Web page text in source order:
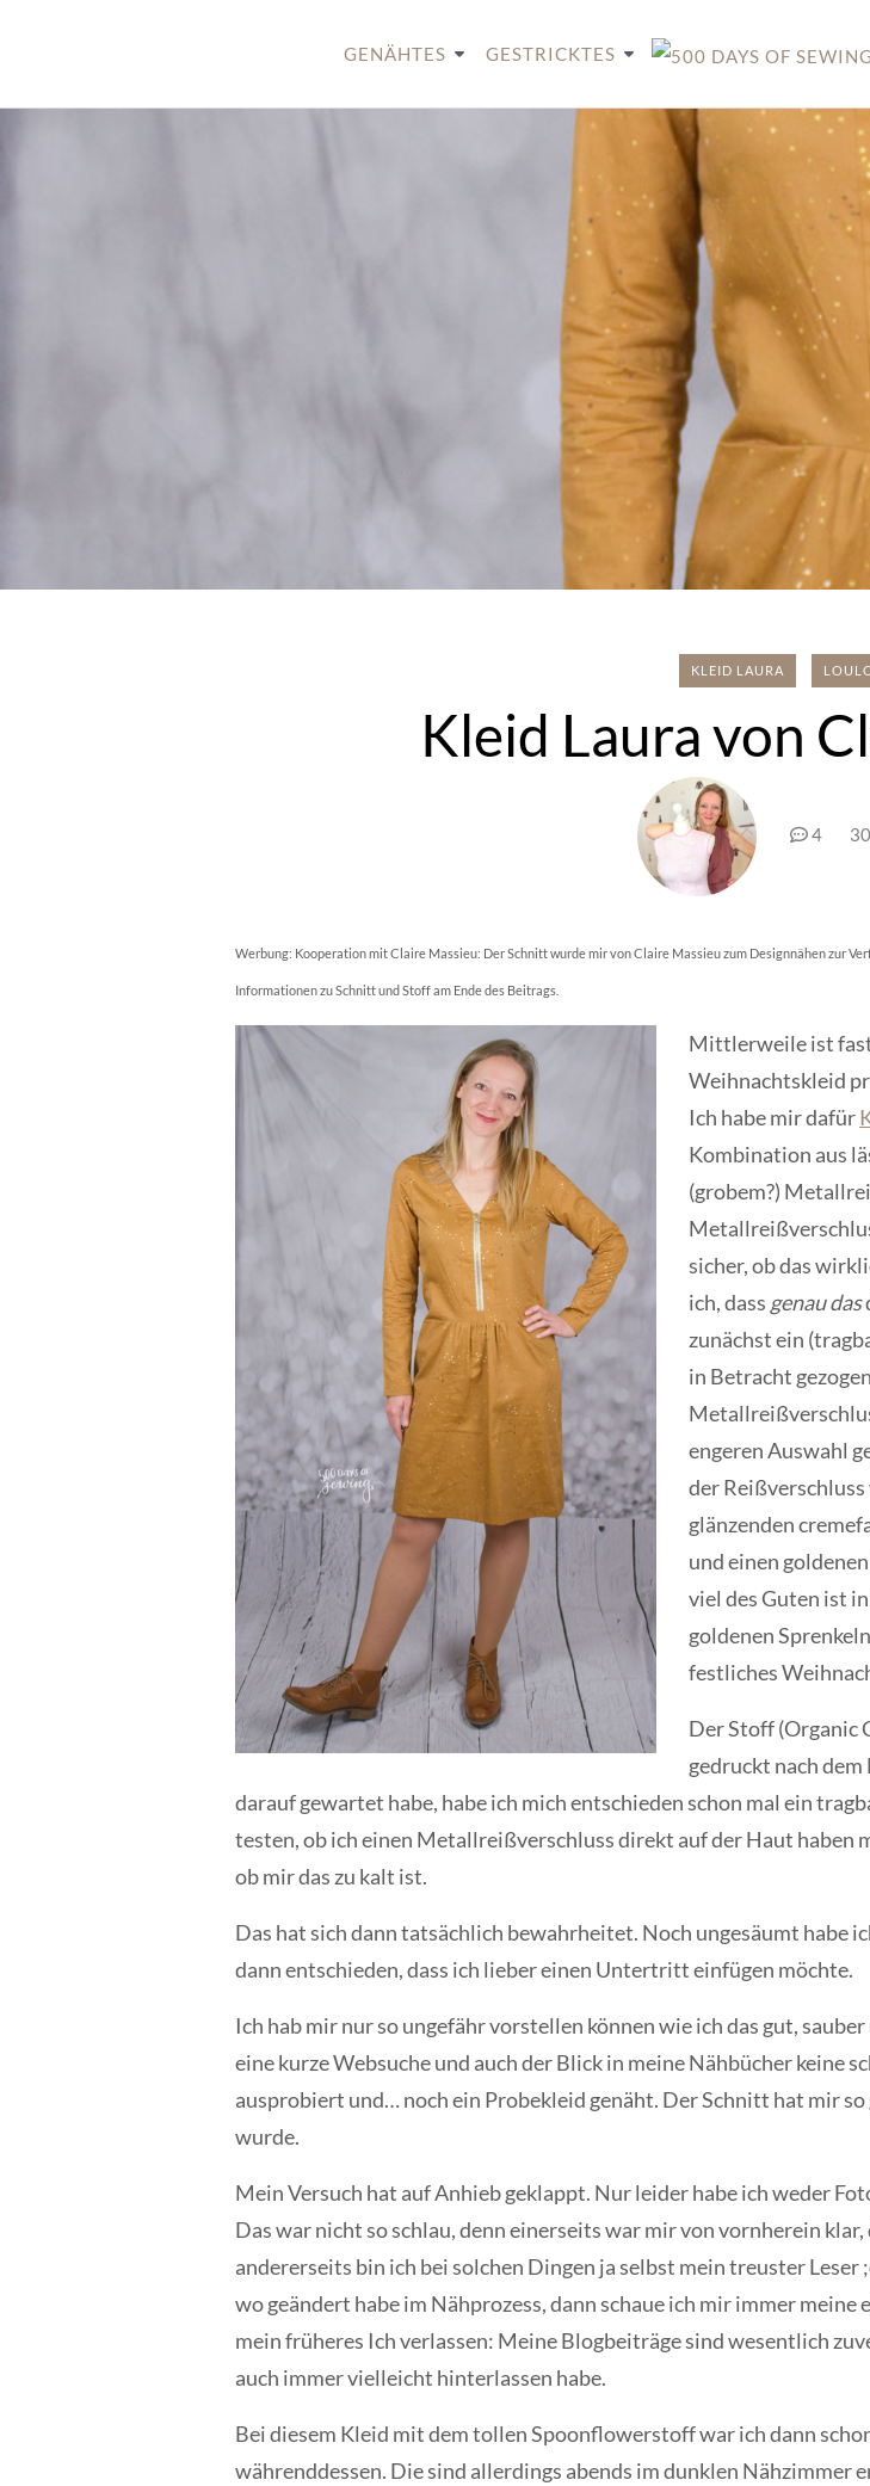
GENÄHTES GESTRICKTES
KLEID LAURA
Kleid Laura von
4
Werbung: Kooperation mit Claire Massieu: Der Schnitt wurde mir von Claire Massieu zum Designnähen zur
Informationen zu Schnitt und Stoff am Ende des Beitrags.
Mittlerweile ist fast
Weihnachtskleid
Ich habe mir dafür
Kombination aus
(grobem?)
sicher, ob das
ich, dass genau das
zunächst ein
in Betracht
engeren Auswahl
der Reißverschluss
glänzenden
und einen
viel des Guten ist
goldenen
festliches
Der Stoff (Organic
gedruckt nach dem
darauf gewartet habe, habe ich mich entschieden schon mal ein
testen, ob ich einen Metallreißverschluss direkt auf der Haut haben
ob mir das zu kalt ist.
Das hat sich dann tatsächlich bewahrheitet. Noch ungesäumt habe
dann entschieden, dass ich lieber einen Untertritt einfügen möchte.
Ich hab mir nur so ungefähr vorstellen können wie ich das gut,
eine kurze Websuche und auch der Blick in meine Nähbücher keine
ausprobiert und… noch ein Probekleid genäht. Der Schnitt hat mir
wurde.
Mein Versuch hat auf Anhieb geklappt. Nur leider habe ich weder
Das war nicht so schlau, denn einerseits war mir von vornherein klar,
andererseits bin ich bei solchen Dingen ja selbst mein treuster
wo geändert habe im Nähprozess, dann schaue ich mir immer
mein früheres Ich verlassen: Meine Blogbeiträge sind wesentlich
auch immer vielleicht hinterlassen habe.
Bei diesem Kleid mit dem tollen Spoonflowerstoff war ich dann
währenddessen. Die sind allerdings abends im dunklen Nähzimmer